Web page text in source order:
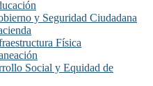
y Seguridad Ciudadana
Física
Social y Equidad de